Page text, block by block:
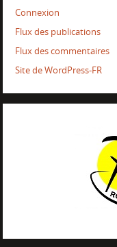
Connexion
Flux des publications
Flux des commentaires
Site de WordPress-FR